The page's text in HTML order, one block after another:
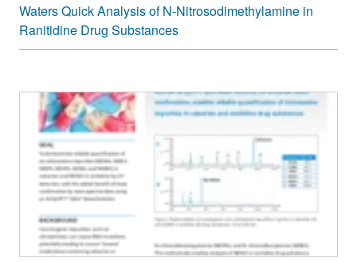
Waters Quick Analysis of N-Nitrosodimethylamine in
Ranitidine Drug Substances